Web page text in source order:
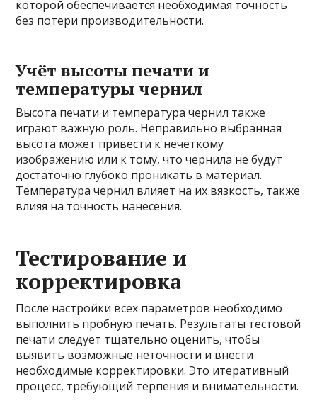
которой обеспечивается необходимая точность
без потери производительности.
Учёт высоты печати и
температуры чернил
Высота печати и температура чернил также
играют важную роль. Неправильно выбранная
высота может привести к нечеткому
изображению или к тому, что чернила не будут
достаточно глубоко проникать в материал.
Температура чернил влияет на их вязкость, также
влияя на точность нанесения.
Тестирование и
корректировка
После настройки всех параметров необходимо
выполнить пробную печать. Результаты тестовой
печати следует тщательно оценить, чтобы
выявить возможные неточности и внести
необходимые корректировки. Это итеративный
процесс, требующий терпения и внимательности.